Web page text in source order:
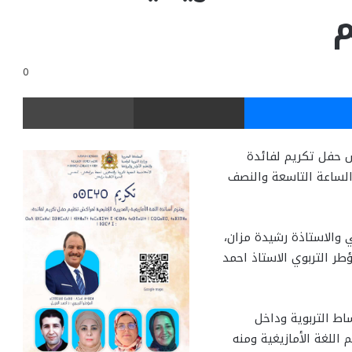
0
ماسنجر مشاركة عبر البريد
حفل تكريم لفائدة
يوم السبت 22 فبراير 2025 على الساعة التاسعة والنصف
رشيدة مزان،
التربوي الاستاذ احمد
التربوية وداخل
الأمازيغية ومنه